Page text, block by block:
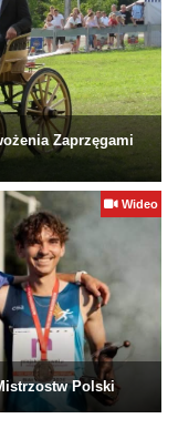
Zaprzęgami
Wideo
Polski